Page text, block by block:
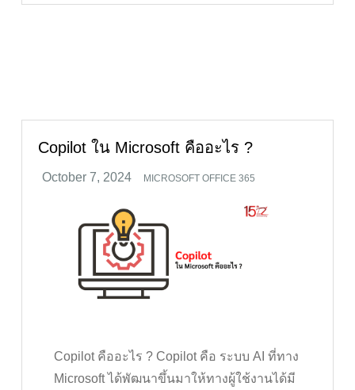
Copilot ใน Microsoft คืออะไร ?
MICROSOFT OFFICE 365
Copilot คืออะไร ? Copilot คือ ระบบ AI ที่ทาง
Microsoft ได้พัฒนาขึ้นมาให้ทางผู้ใช้งานได้มี